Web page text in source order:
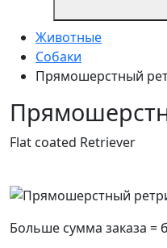
Животные
Собаки
Прямошерстный
Flat coated Retriever
Больше сумма заказа =